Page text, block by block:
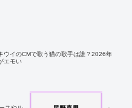
ウイのCMで歌う猫の歌手は誰？2026年
エモい